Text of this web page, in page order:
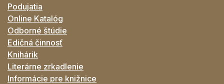
Podujatia
Online Katalóg
Odborné štúdie
Edičná činnosť
Knihárik
Literárne zrkadlenie
Informácie pre knižnice